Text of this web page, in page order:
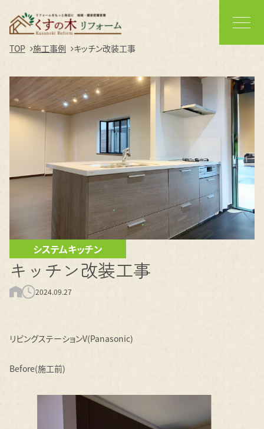
TOP 施工事例 キッチン改装工事
システムキッチン
キッチン改装工事
2024.09.27
リビングステーションV(Panasonic)
Before(施工前)